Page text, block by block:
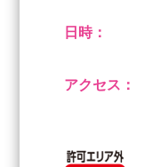
日時：
アクセス：